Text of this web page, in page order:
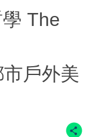
The
戶外美